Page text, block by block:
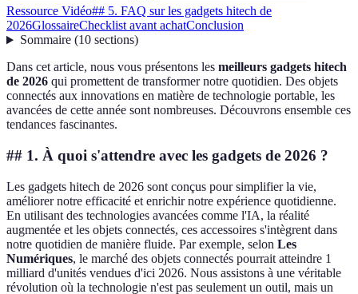
Ressource Vidéo## 5. FAQ sur les gadgets hitech de
2026GlossaireChecklist avant achatConclusion
Sommaire(10 sections)
Dans cet article, nous vous présentons les meilleurs gadgets hitech
de 2026 qui promettent de transformer notre quotidien. Des objets
connectés aux innovations en matière de technologie portable, les
avancées de cette année sont nombreuses. Découvrons ensemble ces
tendances fascinantes.
## 1. À quoi s'attendre avec les gadgets de 2026 ?
Les gadgets hitech de 2026 sont conçus pour simplifier la vie,
améliorer notre efficacité et enrichir notre expérience quotidienne.
En utilisant des technologies avancées comme l'IA, la réalité
augmentée et les objets connectés, ces accessoires s'intègrent dans
notre quotidien de manière fluide. Par exemple, selon Les
Numériques, le marché des objets connectés pourrait atteindre 1
milliard d'unités vendues d'ici 2026. Nous assistons à une véritable
révolution où la technologie n'est pas seulement un outil, mais un